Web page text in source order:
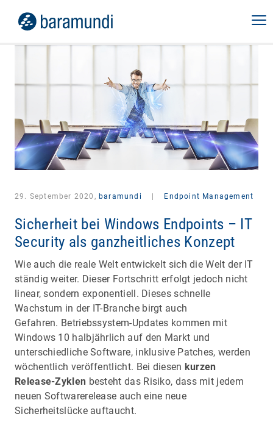
29. September 2020, baramundi Endpoint Management
Sicherheit bei Windows Endpoints – IT
Security als ganzheitliches Konzept
Wie auch die reale Welt entwickelt sich die Welt der IT
ständig weiter. Dieser Fortschritt erfolgt jedoch nicht
linear, sondern exponentiell. Dieses schnelle
Wachstum in der IT-Branche birgt auch
Gefahren. Betriebssystem-Updates kommen mit
Windows 10 halbjährlich auf den Markt und
unterschiedliche Software, inklusive Patches, werden
wöchentlich veröffentlicht. Bei diesen kurzen
Release-Zyklen besteht das Risiko, dass mit jedem
neuen Softwarerelease auch eine neue
Sicherheitslücke auftaucht.